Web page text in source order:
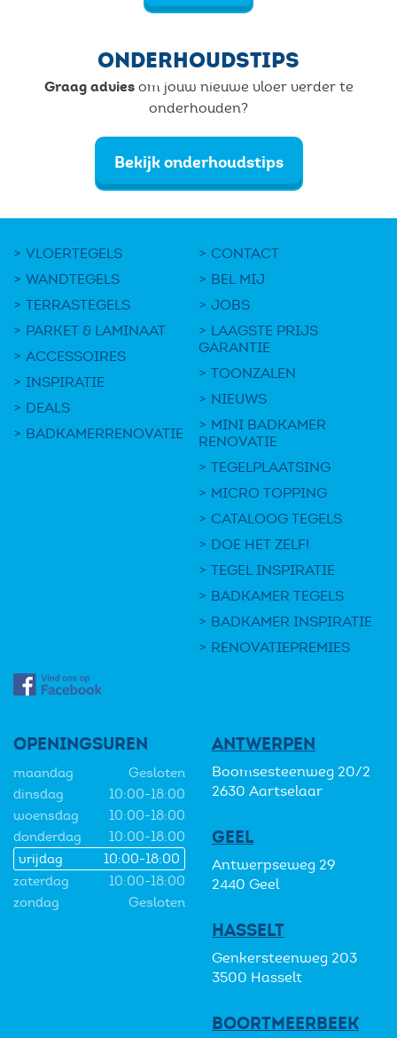
ONDERHOUDSTIPS
Graag advies om jouw nieuwe vloer verder te
onderhouden?
Bekijk onderhoudstips
VLOERTEGELS
WANDTEGELS
TERRASTEGELS
PARKET & LAMINAAT
ACCESSOIRES
INSPIRATIE
DEALS
BADKAMERRENOVATIE
CONTACT
BEL MIJ
JOBS
LAAGSTE PRIJS
GARANTIE
TOONZALEN
NIEUWS
MINI BADKAMER
RENOVATIE
TEGELPLAATSING
MICRO TOPPING
CATALOOG TEGELS
DOE HET ZELF!
TEGEL INSPIRATIE
BADKAMER TEGELS
BADKAMER INSPIRATIE
RENOVATIEPREMIES
OPENINGSUREN
maandag
Gesloten
dinsdag
10:00-18:00
woensdag
10:00-18:00
donderdag
10:00-18:00
vrijdag
10:00-18:00
zaterdag
10:00-18:00
zondag
Gesloten
ANTWERPEN
Boomsesteenweg 20/2
2630 Aartselaar
GEEL
Antwerpseweg 29
2440 Geel
HASSELT
Genkersteenweg 203
3500 Hasselt
BOORTMEERBEEK